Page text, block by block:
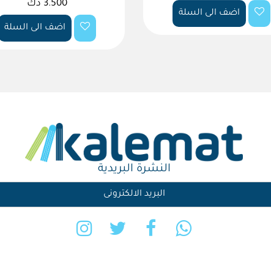
3.500 دك
اضف الى السلة
اضف الى السلة
النشرة البريدية